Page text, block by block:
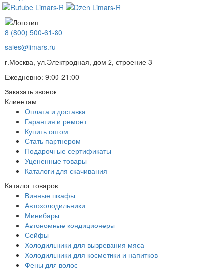
8 (800) 500-61-80
sales@limars.ru
г.Москва, ул.Электродная, дом 2, строение 3
Ежедневно: 9:00-21:00
Заказать звонок
Клиентам
Оплата и доставка
Гарантия и ремонт
Купить оптом
Стать партнером
Подарочные сертификаты
Уцененные товары
Каталоги для скачивания
Каталог товаров
Винные шкафы
Автохолодильники
Минибары
Автономные кондиционеры
Сейфы
Холодильники для вызревания мяса
Холодильники для косметики и напитков
Фены для волос